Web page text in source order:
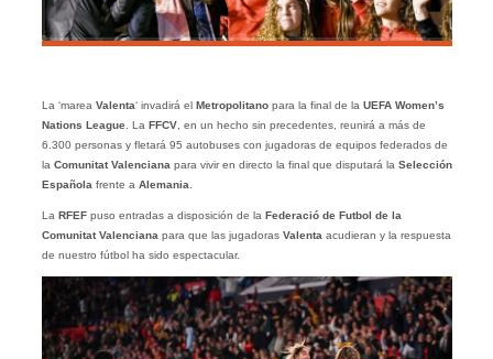
La ‘marea Valenta‘ invadirá el Metropolitanopara la final de la UEFA Women’s
Nations League. La FFCV, en un hecho sin precedentes, reunirá a más de
6.300 personas y fletará 95 autobuses con jugadoras de equipos federados de
la Comunitat Valenciana para vivir en directo la final que disputará la Selección
Española frente a Alemania
La RFEFpuso entradas a disposición de la Federació de Futbol de la
Comunitat Valenciana para que las jugadoras Valenta acudieran y la respuesta
de nuestro fútbol ha sido espectacular.